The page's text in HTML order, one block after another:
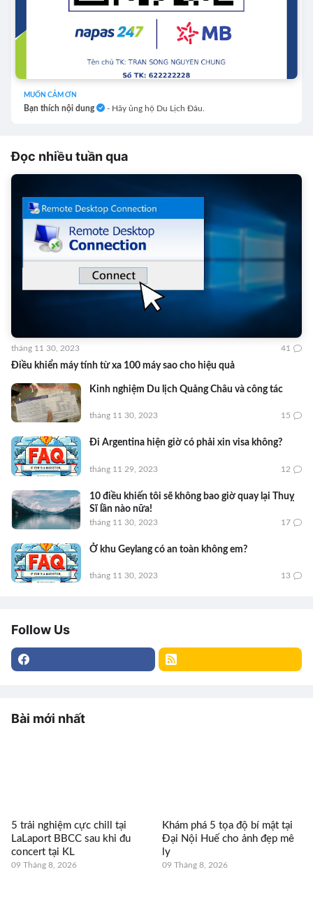
MUỐN CẢM ƠN
Bạn thích nội dung - Hãy ủng hộ Du Lịch Đâu.
Đọc nhiều tuần qua
Điều khiển máy tính từ xa 100 máy sao cho hiệu quả
tháng 11 30, 2023 41
Kinh nghiệm Du lịch Quảng Châu và công tác
tháng 11 30, 2023 15
Đi Argentina hiện giờ có phải xin visa không?
tháng 11 29, 2023 12
10 điều khiến tôi sẽ không bao giờ quay lại Thuỵ
Sĩ lần nào nữa!
tháng 11 30, 2023 17
Ở khu Geylang có an toàn không em?
tháng 11 30, 2023 13
Follow Us
Bài mới nhất
5 trải nghiệm cực chill tại
LaLaport BBCC sau khi đu
concert tại KL
09 Tháng 8, 2026
Khám phá 5 tọa độ bí mật tại
Đại Nội Huế cho ảnh đẹp mê
ly
09 Tháng 8, 2026